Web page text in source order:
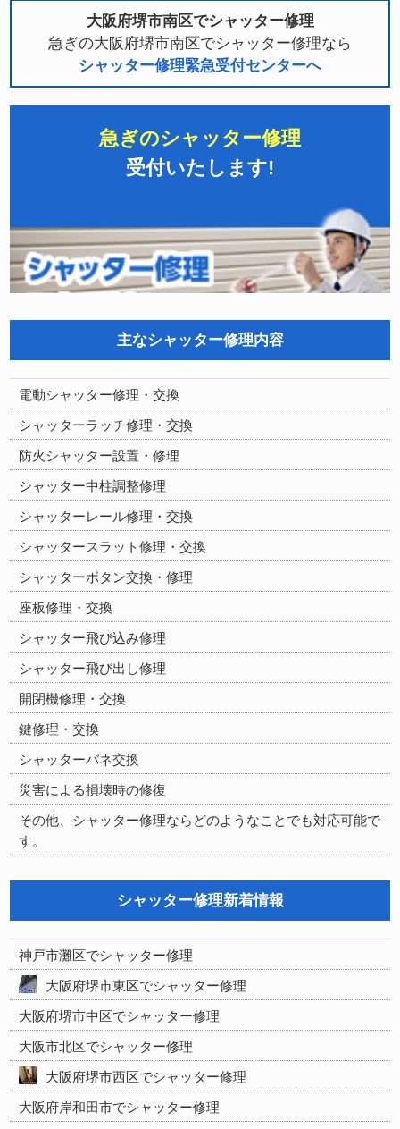
大阪府堺市南区でシャッター修理
急ぎの大阪府堺市南区でシャッター修理なら
シャッター修理緊急受付センターへ
急ぎのシャッター修理
受付いたします!
主なシャッター修理内容
電動シャッター修理・交換
シャッターラッチ修理・交換
防火シャッター設置・修理
シャッター中柱調整修理
シャッターレール修理・交換
シャッタースラット修理・交換
シャッターボタン交換・修理
座板修理・交換
シャッター飛び込み修理
シャッター飛び出し修理
開閉機修理・交換
鍵修理・交換
シャッターバネ交換
災害による損壊時の修復
その他、シャッター修理ならどのようなことでも対応可能で
す。
シャッター修理新着情報
神戸市灘区でシャッター修理
大阪府堺市東区でシャッター修理
大阪府堺市中区でシャッター修理
大阪市北区でシャッター修理
大阪府堺市西区でシャッター修理
大阪府岸和田市でシャッター修理